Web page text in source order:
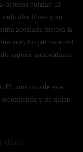
defensa celular. El
libres y en
acetilada mejora la
oral, lo que hace del
soporte antioxidante
El consumo de este
y de quien